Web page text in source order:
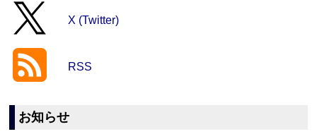
X (Twitter)
RSS
お知らせ